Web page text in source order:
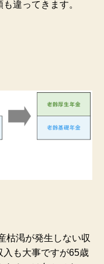
違ってきます。
枯渇が発生しない収
入も大事ですが65歳